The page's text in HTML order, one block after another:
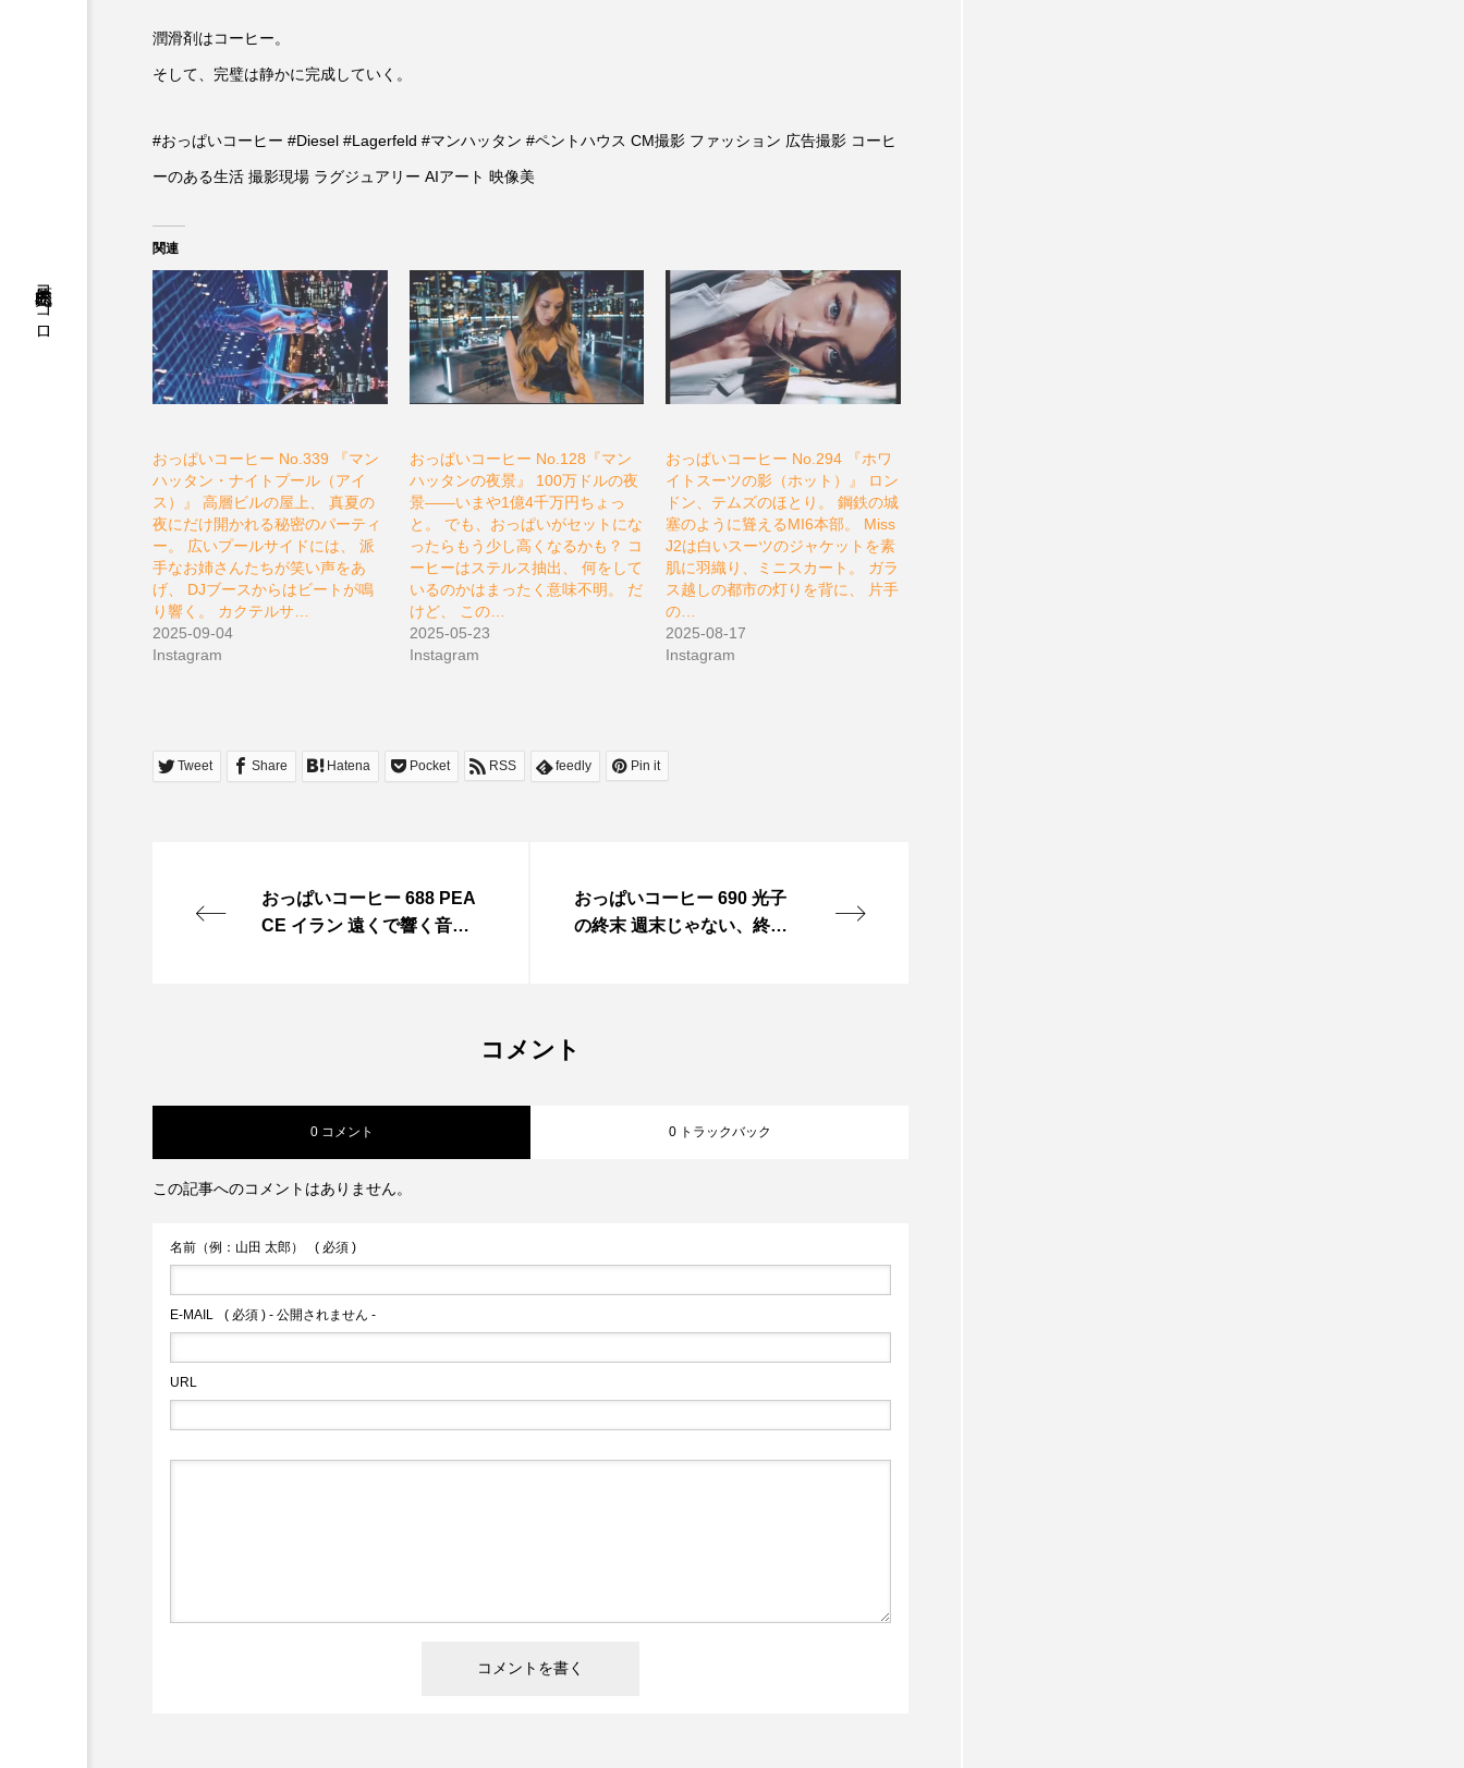
松原充久的ココロ
潤滑剤はコーヒー。
そして、完璧は静かに完成していく。
#おっぱいコーヒー #Diesel #Lagerfeld #マンハッタン #ペントハウス CM撮影 ファッション 広告撮影 コーヒ
ーのある生活 撮影現場 ラグジュアリー AIアート 映像美
関連
おっぱいコーヒー No.339 『マン
ハッタン・ナイトプール（アイ
ス）』 高層ビルの屋上、 真夏の
夜にだけ開かれる秘密のパーティ
ー。 広いプールサイドには、 派
手なお姉さんたちが笑い声をあ
げ、 DJブースからはビートが鳴
り響く。 カクテルサ…
2025-09-04
Instagram
おっぱいコーヒー No.128『マン
ハッタンの夜景』 100万ドルの夜
景――いまや1億4千万円ちょっ
と。 でも、おっぱいがセットにな
ったらもう少し高くなるかも？ コ
ーヒーはステルス抽出、 何をして
いるのかはまったく意味不明。 だ
けど、 この…
2025-05-23
Instagram
おっぱいコーヒー No.294 『ホワ
イトスーツの影（ホット）』 ロン
ドン、テムズのほとり。 鋼鉄の城
塞のように聳えるMI6本部。 Miss
J2は白いスーツのジャケットを素
肌に羽織り、ミニスカート。 ガラ
ス越しの都市の灯りを背に、 片手
の…
2025-08-17
Instagram
Tweet Share Hatena Pocket RSS feedly Pin it
おっぱいコーヒー 688 PEA
CE イラン 遠くで響く音
失われていく…
おっぱいコーヒー 690 光子
の終末 週末じゃない、終
コメント
0 コメント 0 トラックバック
この記事へのコメントはありません。
名前（例：山田 太郎） ( 必須 )
E-MAIL ( 必須 ) - 公開されません -
URL